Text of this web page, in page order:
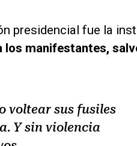
presidencial fue la
manifestantes,
voltear sus fusiles
Y sin violencia